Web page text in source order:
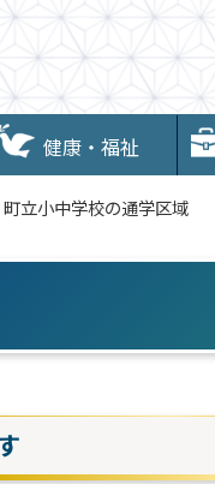
健康・福祉
町立小中学校の通学区域